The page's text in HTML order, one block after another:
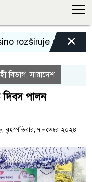
ponuku a
×
বিভাগ,সারাদেশ
দিবস পালন
৭ নভেম্বর ২০২৪